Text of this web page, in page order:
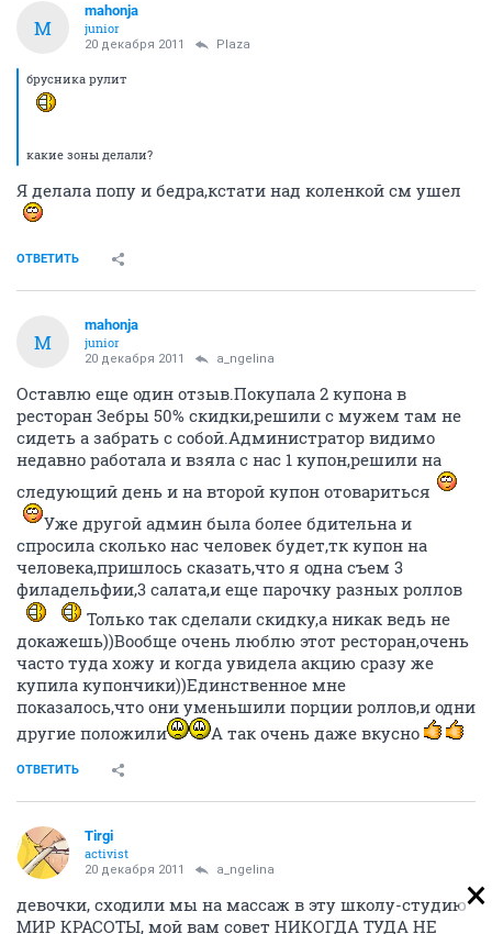
M
mahonja
junior
20 декабря 2011 Plaza
брусника рулит
какие зоны делали?
Я делала попу и бедра,кстати над коленкой см ушел
ОТВЕТИТЬ
M
mahonja
junior
20 декабря 2011 a_ngelina
Оставлю еще один отзыв.Покупала 2 купона в
ресторан Зебры 50% скидки,решили с мужем там не
сидеть а забрать с собой.Администратор видимо
недавно работала и взяла с нас 1 купон,решили на
следующий день и на второй купон отовариться
Уже другой админ была более бдительна и
спросила сколько нас человек будет,тк купон на
человека,пришлось сказать,что я одна съем 3
филадельфии,3 салата,и еще парочку разных роллов
Только так сделали скидку,а никак ведь не
докажешь))Вообще очень люблю этот ресторан,очень
часто туда хожу и когда увидела акцию сразу же
купила купончики))Единственное мне
показалось,что они уменьшили порции роллов,и одни
другие положили
А так очень даже вкусно
ОТВЕТИТЬ
Tirgi
activist
20 декабря 2011 a_ngelina
девочки, сходили мы на массаж в эту школу-студию
МИР КРАСОТЫ, мой вам совет НИКОГДА ТУДА НЕ